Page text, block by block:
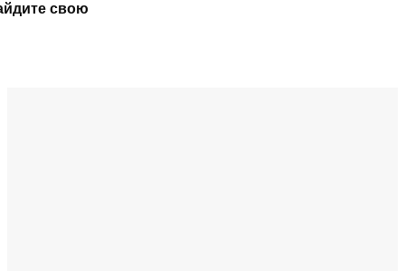
свою